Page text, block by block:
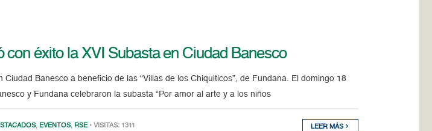
con éxito la XVI Subasta en Ciudad Banesco
Ciudad Banesco a beneficio de las “Villas de los Chiquiticos”, de Fundana. El domingo 18
y Fundana celebraron la subasta “Por amor al arte y a los niños
, EVENTOS, RSE • VISITAS: 1311 LEER MÁS